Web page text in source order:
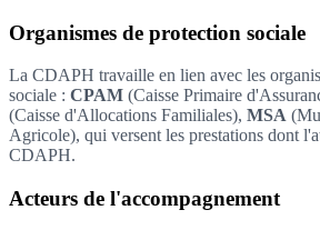
Organismes de protection sociale
La CDAPH travaille en lien avec les
sociale : CPAM (Caisse Primaire
(Caisse d'Allocations Familiales), MSA
Agricole), qui versent les prestations dont
CDAPH.
Acteurs de l'accompagnement